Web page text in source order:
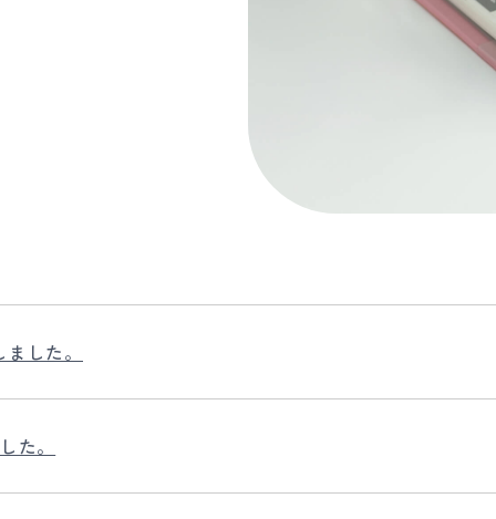
した。
た。